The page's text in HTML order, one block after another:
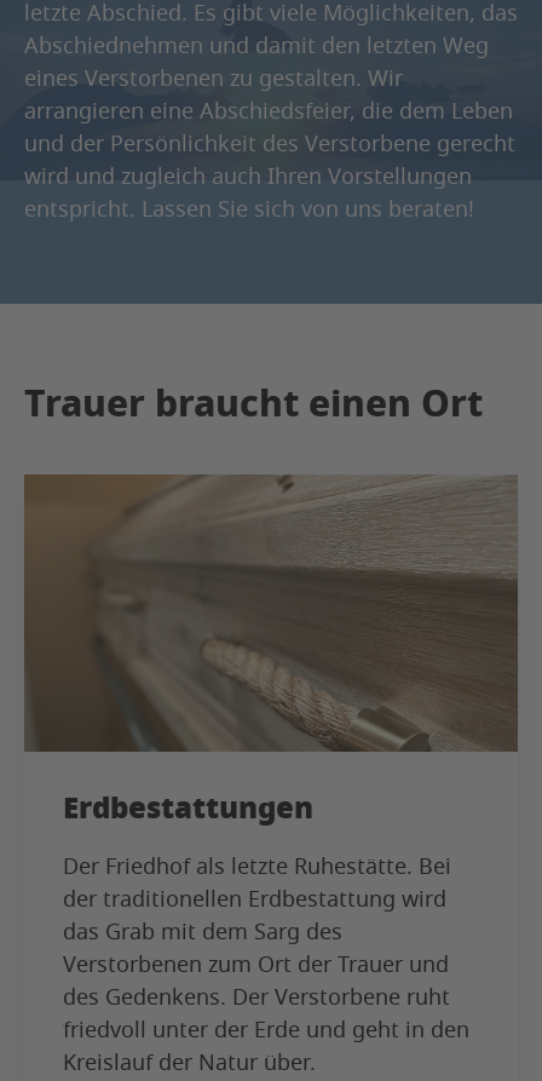
letzte Abschied. Es gibt viele Möglichkeiten, das
Abschiednehmen und damit den letzten Weg
eines Verstorbenen zu gestalten. Wir
arrangieren eine Abschiedsfeier, die dem Leben
und der Persönlichkeit des Verstorbene gerecht
wird und zugleich auch Ihren Vorstellungen
entspricht. Lassen Sie sich von uns beraten!
Trauer braucht einen Ort
Erdbestattungen
Der Friedhof als letzte Ruhestätte. Bei
der traditionellen Erdbestattung wird
das Grab mit dem Sarg des
Verstorbenen zum Ort der Trauer und
des Gedenkens. Der Verstorbene ruht
friedvoll unter der Erde und geht in den
Kreislauf der Natur über.